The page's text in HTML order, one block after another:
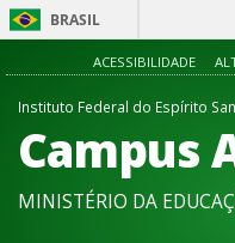
BRASIL
ACESSIBILIDADE
Instituto Federal do Espírito
Campus
MINISTÉRIO DA